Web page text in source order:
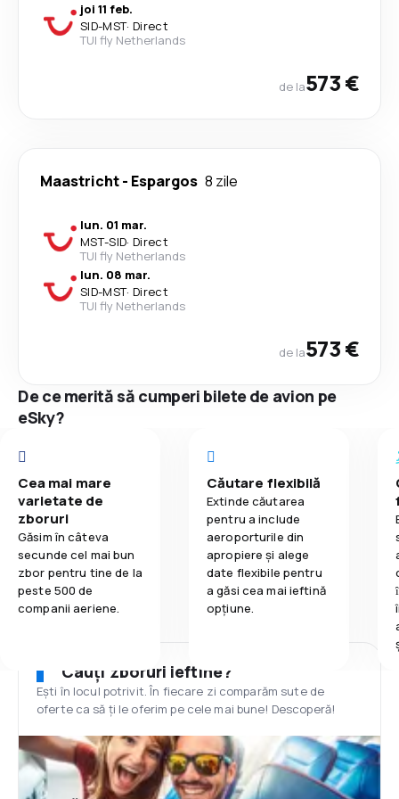
joi 11 feb.
SID-MST· Direct
TUI fly Netherlands
de la573 €
Maastricht- Espargos 8 zile
lun. 01 mar.
MST-SID· Direct
TUI fly Netherlands
lun. 08 mar.
SID-MST· Direct
TUI fly Netherlands
de la573 €
De ce merită să cumperi bilete de avion pe
eSky?
Cea mai mare
varietate de
zboruri
Găsim în câteva
secunde cel mai bun
zbor pentru tine de la
peste 500 de
companii aeriene.
Căutare flexibilă
Extinde căutarea
pentru a include
aeroporturile din
apropiere și alege
date flexibile pentru
a găsi cea mai ieftină
opțiune.
Cauți zboruri ieftine?
Ești în locul potrivit. În fiecare zi comparăm sute de
oferte ca să ți le oferim pe cele mai bune! Descoperă!